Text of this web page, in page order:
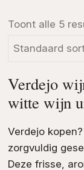
Toont alle 5
Verdejo
witte wijn
Verdejo
zorgvuldig
Deze frisse,